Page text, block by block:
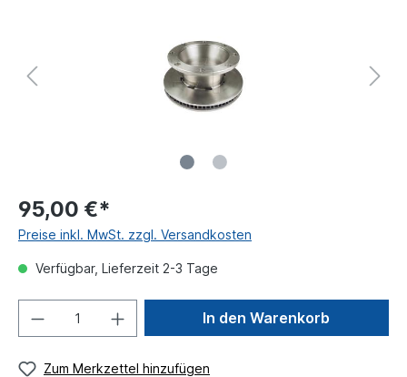
95,00 €*
Preise inkl. MwSt. zzgl. Versandkosten
Verfügbar, Lieferzeit 2-3 Tage
In den Warenkorb
Zum Merkzettel hinzufügen